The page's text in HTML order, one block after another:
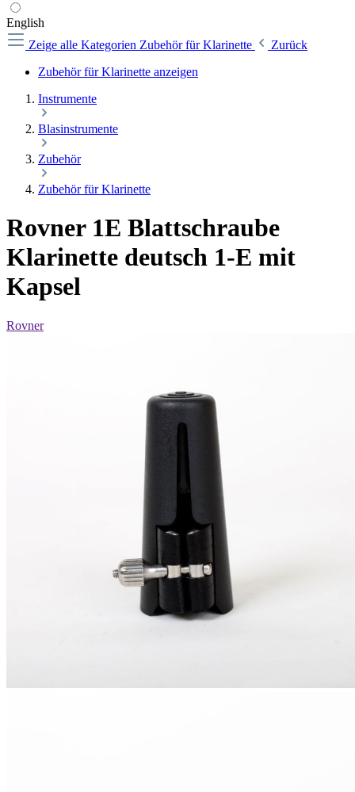
English
Zeige alle Kategorien Zubehör für Klarinette
Zurück
Zubehör für Klarinette anzeigen
Instrumente
Blasinstrumente
Zubehör
Zubehör für Klarinette
Rovner 1E Blattschraube
Klarinette deutsch 1-E mit
Kapsel
Rovner